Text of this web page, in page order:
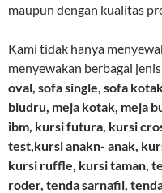
maupun dengan kualitas
Kami tidak hanya
menyewakan berbagai
oval, sofa single, sofa
bludru, meja kotak, meja
ibm, kursi futura, kursi
test,kursi anakn- anak,
kursi ruffle, kursi taman,
roder, tenda sarnafil,